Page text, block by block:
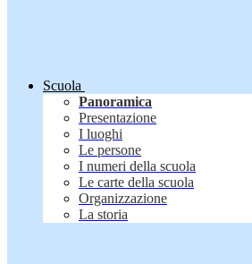
Scuola
Panoramica
Presentazione
I luoghi
Le persone
I numeri della scuola
Le carte della scuola
Organizzazione
La storia